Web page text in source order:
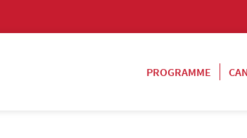
PROGRAMME